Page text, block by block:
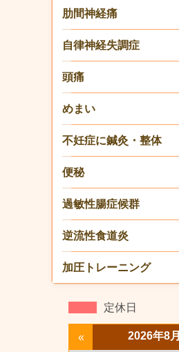
肋間神経痛
自律神経失調症
頭痛
めまい
不妊症に鍼灸・整体
便秘
過敏性腸症候群
逆流性食道炎
加圧トレーニング
定休日
« 2026年8月